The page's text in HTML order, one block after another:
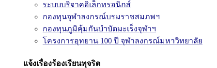
ระบบบริจาคอิเล็กทรอนิกส์
กองทุนจุฬาลงกรณ์บรมราชสมภพฯ
กองทุนภูมิคุ้มกันบำบัดมะเร็งจุฬาฯ
โครงการอุทยาน 100 ปี จุฬาลงกรณ์มหาวิทยาลัย
แจ้งเรื่องร้องเรียนทุจริต